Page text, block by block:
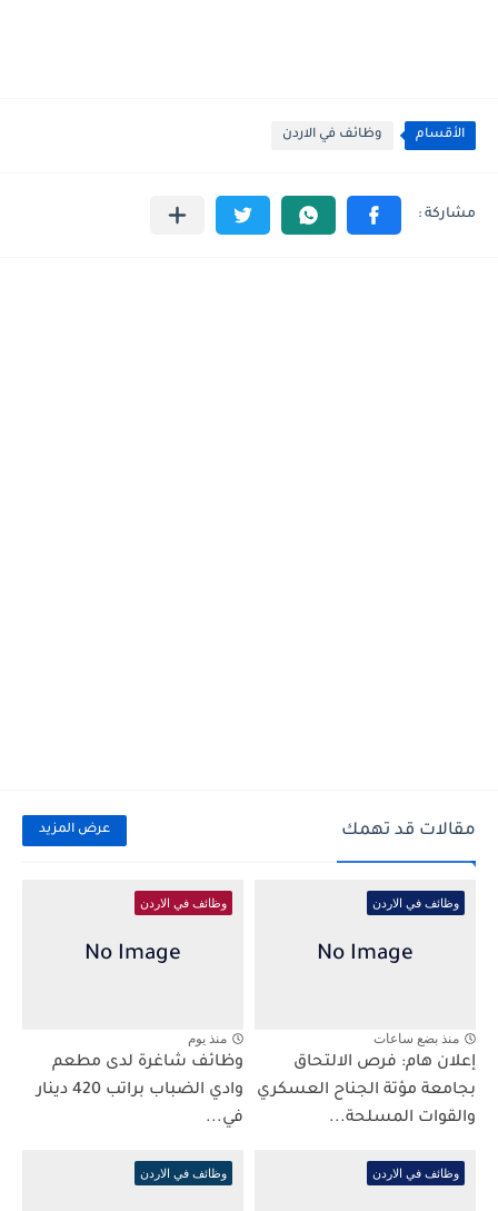
الأقسام وظائف في الاردن
مقالات قد تهمك عرض المزيد
وظائف في الاردن
منذ بضع ساعات
إعلان هام: فرص الالتحاق
بجامعة مؤتة الجناح العسكري
والقوات المسلحة...
وظائف في الاردن
منذ يوم
وظائف شاغرة لدى مطعم
وادي الضباب براتب 420 دينار
في...
وظائف في الاردن وظائف في الاردن